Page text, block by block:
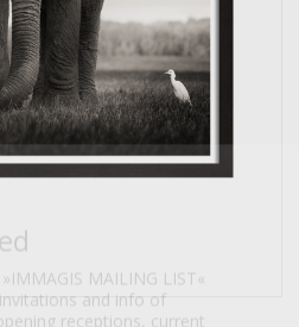
and info of
receptions, current
special editions and a lot